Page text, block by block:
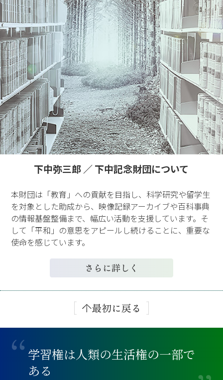
下中弥三郎 ／ 下中記念財団について
本財団は「教育」への貢献を目指し、科学研究や留学生
を対象とした助成から、映像記録アーカイブや百科事典
の情報基盤整備まで、幅広い活動を支援しています。そ
して「平和」の意思をアピールし続けることに、重要な
使命を感じています。
学習権は人類の生活権の一部で
ある